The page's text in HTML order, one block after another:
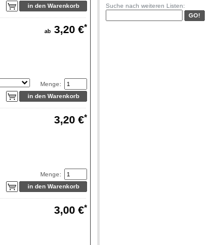
Suche nach weiteren Listen:
ab 3,20 €*
Menge:
3,20 €*
Menge:
3,00 €*